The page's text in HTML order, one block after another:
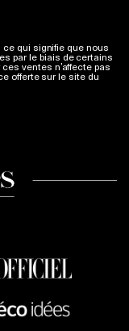
ce qui signifie que nous
par le biais de certains
ventes n’affecte pas
offerte sur le site du